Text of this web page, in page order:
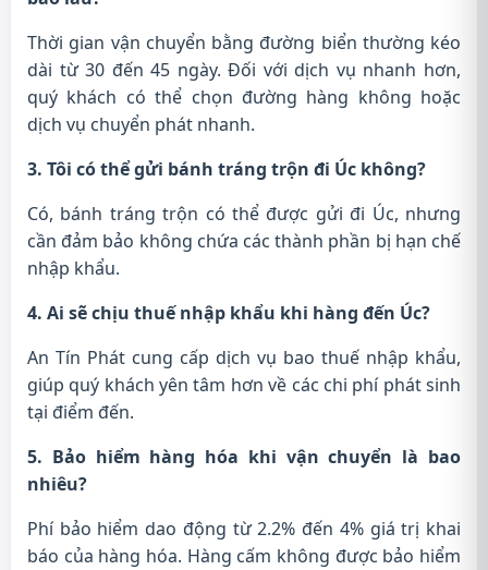
Thời gian vận chuyển bằng đường biển thường kéo
dài từ 30 đến 45 ngày. Đối với dịch vụ nhanh hơn,
quý khách có thể chọn đường hàng không hoặc
dịch vụ chuyển phát nhanh.
3. Tôi có thể gửi bánh tráng trộn đi Úc không?
Có, bánh tráng trộn có thể được gửi đi Úc, nhưng
cần đảm bảo không chứa các thành phần bị hạn chế
nhập khẩu.
4. Ai sẽ chịu thuế nhập khẩu khi hàng đến Úc?
An Tín Phát cung cấp dịch vụ bao thuế nhập khẩu,
giúp quý khách yên tâm hơn về các chi phí phát sinh
tại điểm đến.
5. Bảo hiểm hàng hóa khi vận chuyển là bao
nhiêu?
Phí bảo hiểm dao động từ 2.2% đến 4% giá trị khai
báo của hàng hóa. Hàng cấm không được bảo hiểm